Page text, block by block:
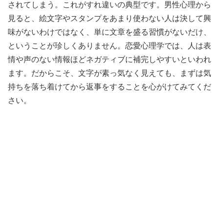
されてしまう。これがすれ違いの典型です。男性心理から
見ると、絵文字やスタンプをあまり使わない人は決して興
味がないわけではなく、単に文章を盛る習慣がないだけ、
ということが珍しくありません。恋愛心理学では、人は表
情や声のない情報ほどネガティブに補完しやすいといわれ
ます。だからこそ、文字が素っ気なく見えても、まずは気
持ちを落ち着けてから返事をすることを心がけてみてくだ
さい。